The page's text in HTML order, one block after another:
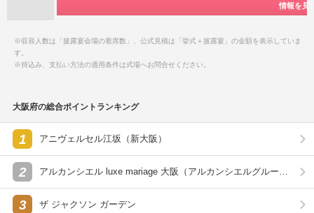
特典情報をチ
情報を見
情報を見
※収容人数は「披露宴会場の着席数」、公式見積は「挙式＋披露宴」の金額を表示していま
す。
※持込み、支払い方法の適用条件は式場へお問合せください。
大阪府の総合ポイントランキング
1 アニヴェルセル江坂（新大阪）
2
アルカンシエル luxe mariage 大阪（アルカンシエルグルー
3 ザ ジャクソン ガーデン